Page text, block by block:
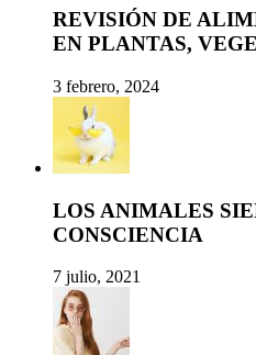
REVISIÓN DE
EN PLANTAS,
3 febrero, 2024
LOS ANIMALES
CONSCIENCIA
7 julio, 2021